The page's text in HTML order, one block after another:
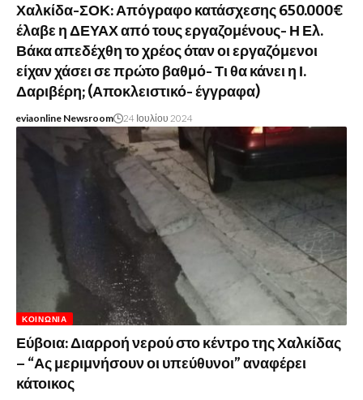
Χαλκίδα-ΣΟΚ: Απόγραφο κατάσχεσης 650.000€
έλαβε η ΔΕΥΑΧ από τους εργαζομένους- Η Ελ.
Βάκα απεδέχθη το χρέος όταν οι εργαζόμενοι
είχαν χάσει σε πρώτο βαθμό- Τι θα κάνει η Ι.
Δαριβέρη; (Αποκλειστικό- έγγραφα)
eviaonline Newsroom 24 Ιουλίου 2024
ΚΟΙΝΩΝΊΑ
Εύβοια: Διαρροή νερού στο κέντρο της Χαλκίδας
– “Ας μεριμνήσουν οι υπεύθυνοι” αναφέρει
κάτοικος